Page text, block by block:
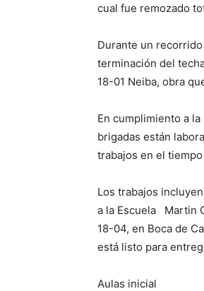
cual fue remozado
Durante un
terminación del
18-01 Neiba, obra
En cumplimiento a
brigadas están
trabajos en el
Los trabajos
a la Escuela Martin
18-04, en Boca de
está listo para
Aulas inicial